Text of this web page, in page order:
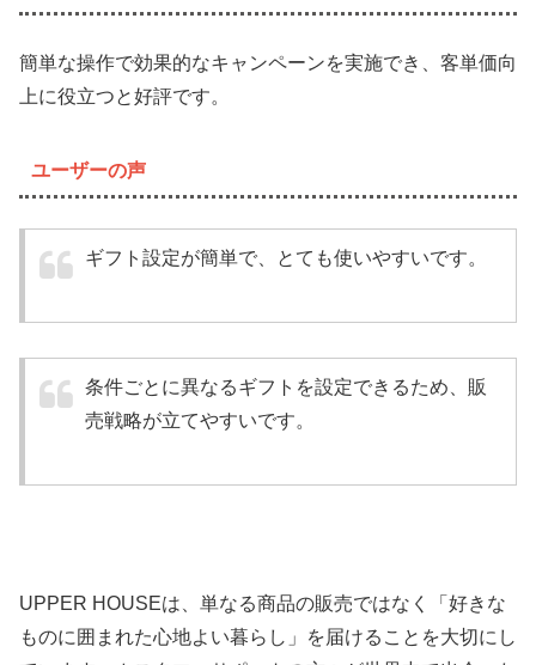
簡単な操作で効果的なキャンペーンを実施でき、客単価向
上に役立つと好評です。
ユーザーの声
ギフト設定が簡単で、とても使いやすいです。
条件ごとに異なるギフトを設定できるため、販
売戦略が立てやすいです。
UPPER HOUSEは、単なる商品の販売ではなく「好きな
ものに囲まれた心地よい暮らし」を届けることを大切にし